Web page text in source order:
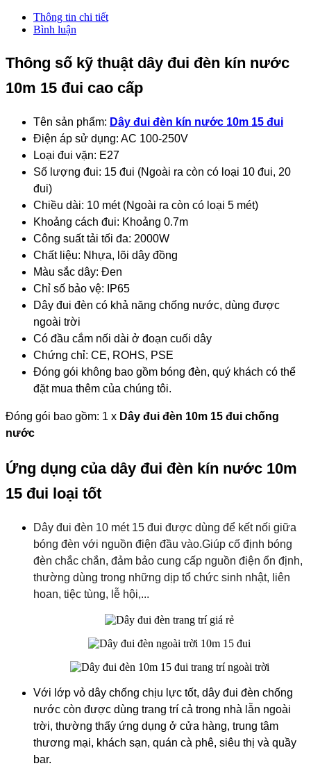
Thông tin chi tiết
Bình luận
Thông số kỹ thuật dây đui đèn kín nước
10m 15 đui cao cấp
Tên sản phẩm: Dây đui đèn kín nước 10m 15 đui
Điện áp sử dụng: AC 100-250V
Loại đui vặn: E27
Số lượng đui: 15 đui (Ngoài ra còn có loại 10 đui, 20
đui)
Chiều dài: 10 mét (Ngoài ra còn có loại 5 mét)
Khoảng cách đui: Khoảng 0.7m
Công suất tải tối đa: 2000W
Chất liệu: Nhựa, lõi dây đồng
Màu sắc dây: Đen
Chỉ số bảo vệ: IP65
Dây đui đèn có khả năng chống nước, dùng được
ngoài trời
Có đầu cắm nối dài ở đoạn cuối dây
Chứng chỉ: CE, ROHS, PSE
Đóng gói không bao gồm bóng đèn, quý khách có thể
đặt mua thêm của chúng tôi.
Đóng gói bao gồm: 1 x Dây đui đèn 10m 15 đui chống
nước
Ứng dụng của dây đui đèn kín nước 10m
15 đui loại tốt
Dây đui đèn 10 mét 15 đui được dùng để kết nối giữa
bóng đèn với nguồn điện đầu vào.Giúp cố định bóng
đèn chắc chắn, đảm bảo cung cấp nguồn điện ổn định,
thường dùng trong những dịp tổ chức sinh nhật, liên
hoan, tiệc tùng, lễ hội,...
Với lớp vỏ dây chống chịu lực tốt, dây đui đèn chống
nước còn được dùng trang trí cả trong nhà lẫn ngoài
trời, thường thấy ứng dụng ở cửa hàng, trung tâm
thương mại, khách sạn, quán cà phê, siêu thị và quầy
bar.